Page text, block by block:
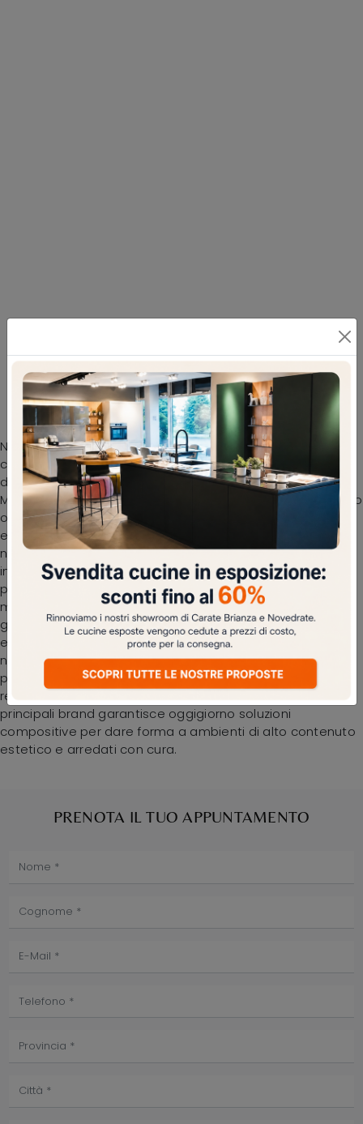
Arredamento Casa e bagno Compab: scopri
diversi modelli di mobili bagno sospesi per
bagni in stile moderno
Nel nostro punto vendita scoprirai diverse soluzioni di
composizioni by Compab per decorare lo spazio di casa
dedicato alle pratiche di cura personale. Il modello di
Mobile da Bagno sospeso B201 BD011 di Compab in laccato
opaco ultima il locale unendo alla perfezione doti di
eleganza con funzionalità ed ergonomia. Da noi troverai
non solo wc e bidet, ma anche tutti gli altri accessori
inclusi nel concept per il bagno: scopri le più belle
proposte di mobili bagno sospesi. Le proposte del noto
marchio sono sempre realizzate in materiali di pregio, in
grado di resistere nel tempo all'azione di vapore acqueo
e sostanze chimiche. La stanza da bagno al giorno d'oggi
non è più solamente un locale di servizio: alla sua
progettazione viene riservata la medesima cura dei
restanti locali di casa. L’Arredo Bagno moderno dei
principali brand garantisce oggigiorno soluzioni
compositive per dare forma a ambienti di alto contenuto
estetico e arredati con cura.
PRENOTA IL TUO APPUNTAMENTO